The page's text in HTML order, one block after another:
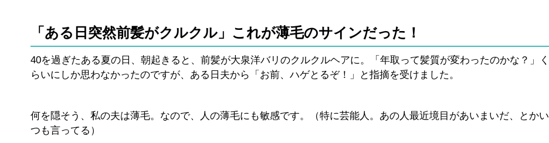
「ある日突然前髪がクルクル」これが薄毛のサインだった！
40を過ぎたある夏の日、朝起きると、前髪が大泉洋バリのクルクルヘアに。「年取って髪質が変わったのかな？」く
らいにしか思わなかったのですが、ある日夫から「お前、ハゲとるぞ！」と指摘を受けました。
何を隠そう、私の夫は薄毛。なので、人の薄毛にも敏感です。（特に芸能人。あの人最近境目があいまいだ、とかい
つも言ってる）